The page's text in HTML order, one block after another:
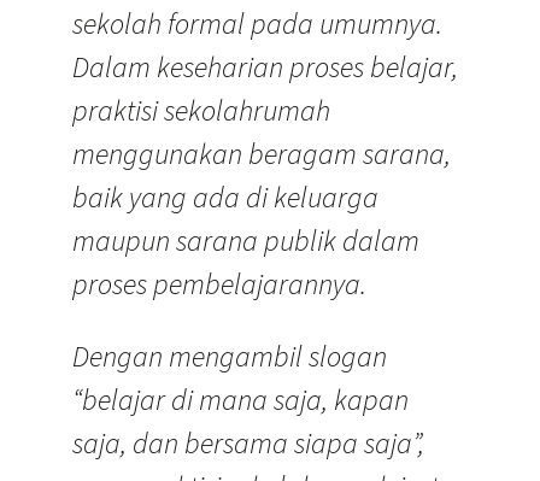
sekolah formal pada umumnya.
Dalam keseharian proses belajar,
praktisi sekolahrumah
menggunakan beragam sarana,
baik yang ada di keluarga
maupun sarana publik dalam
proses pembelajarannya.
Dengan mengambil slogan
“belajar di mana saja, kapan
saja, dan bersama siapa saja”,